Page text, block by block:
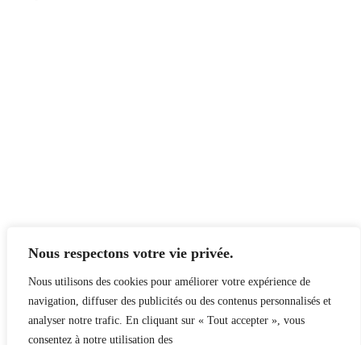
Nous respectons votre vie privée.
Nous utilisons des cookies pour améliorer votre expérience de
navigation, diffuser des publicités ou des contenus personnalisés et
analyser notre trafic. En cliquant sur « Tout accepter », vous
consentez à notre utilisation des